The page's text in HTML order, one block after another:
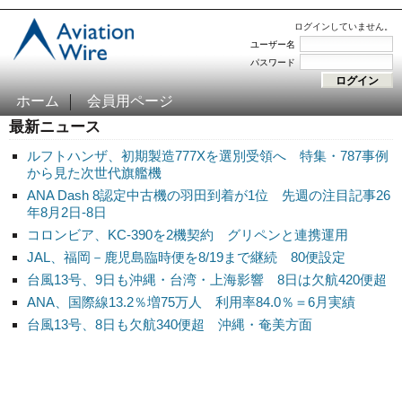
ログインしていません。
ユーザー名
パスワード
ホーム 会員用ページ
最新ニュース
ルフトハンザ、初期製造777Xを選別受領へ 特集・787事例
から見た次世代旗艦機
ANA Dash 8認定中古機の羽田到着が1位 先週の注目記事26
年8月2日-8日
コロンビア、KC-390を2機契約 グリペンと連携運用
JAL、福岡－鹿児島臨時便を8/19まで継続 80便設定
台風13号、9日も沖縄・台湾・上海影響 8日は欠航420便超
ANA、国際線13.2％増75万人 利用率84.0％＝6月実績
台風13号、8日も欠航340便超 沖縄・奄美方面